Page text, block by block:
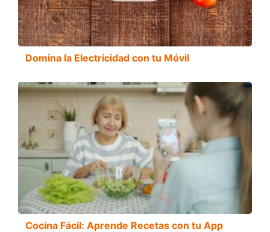
Domina la Electricidad con tu Móvil
Cocina Fácil: Aprende Recetas con tu App